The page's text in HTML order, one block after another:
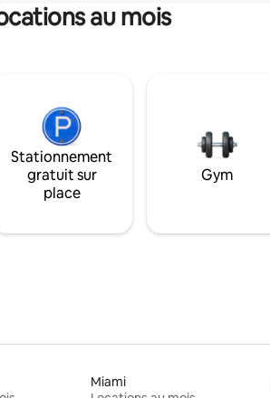
au mois
Stationnement
gratuit sur
place
Gym
Miami